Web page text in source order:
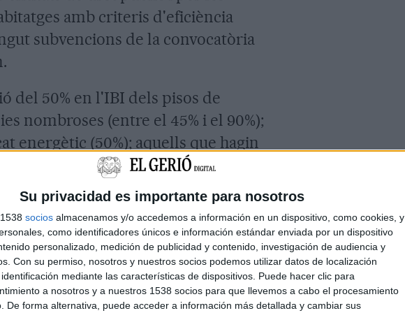
Su privacidad es importante para nosotros
socios almacenamos y/o accedemos a información en un dispositivo, como cookies, y
como identificadores únicos e información estándar enviada por un dispositivo
personalizado, medición de publicidad y contenido, investigación de audiencia y
Con su permiso, nosotros y nuestros socios podemos utilizar datos de localización
mediante las características de dispositivos. Puede hacer clic para
a nosotros y a nuestros 1538 socios para que llevemos a cabo el procesamiento
De forma alternativa, puede acceder a información más detallada y cambiar sus
amb criteris d'eficiència
subvencions de la convocatòria
del 50% en l'IBI dels pisos de
nombroses (entre el 45% i el 90%);
energètic (50%); aquells que hagin
elèctric (50%) o els béns de
agràries (50%). Pel que fa
el 75% en el cas de vehicles
històrics.
de l'ICIO per a obres de millora de
metres quadrats i un 50% en